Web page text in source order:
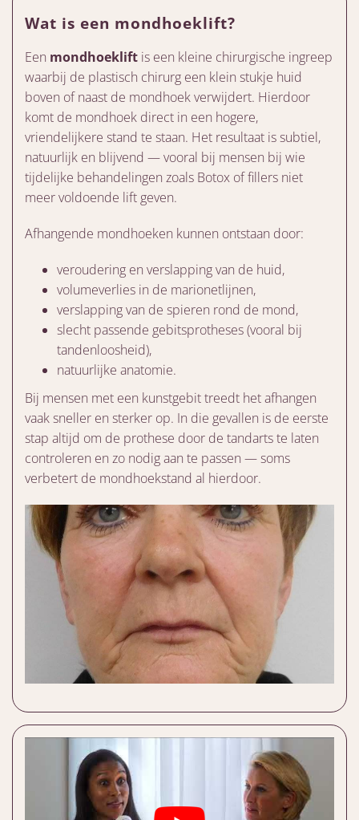
Wat is een mondhoeklift?
Een mondhoeklift is een kleine chirurgische ingreep
waarbij de plastisch chirurg een klein stukje huid
boven of naast de mondhoek verwijdert. Hierdoor
komt de mondhoek direct in een hogere,
vriendelijkere stand te staan. Het resultaat is subtiel,
natuurlijk en blijvend — vooral bij mensen bij wie
tijdelijke behandelingen zoals Botox of fillers niet
meer voldoende lift geven.
Afhangende mondhoeken kunnen ontstaan door:
veroudering en verslapping van de huid,
volumeverlies in de marionetlijnen,
verslapping van de spieren rond de mond,
slecht passende gebitsprotheses (vooral bij
tandenloosheid),
natuurlijke anatomie.
Bij mensen met een kunstgebit treedt het afhangen
vaak sneller en sterker op. In die gevallen is de eerste
stap altijd om de prothese door de tandarts te laten
controleren en zo nodig aan te passen — soms
verbetert de mondhoekstand al hierdoor.